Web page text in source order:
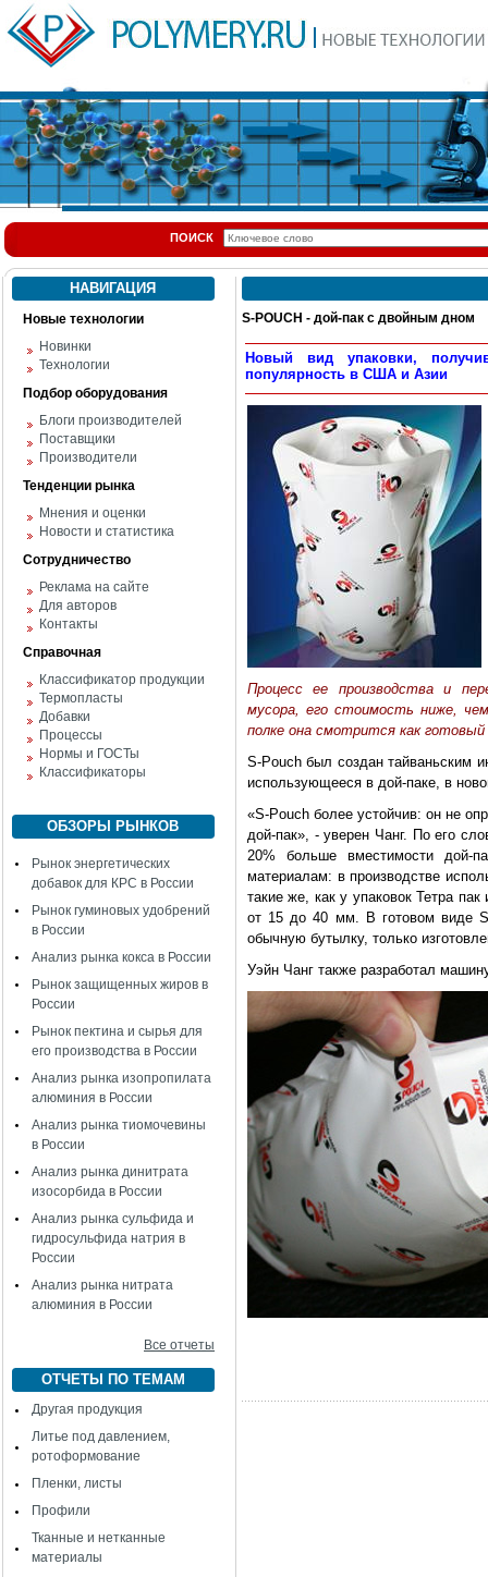
ПОИСК
НАВИГАЦИЯ
Новые технологии
Новинки
Технологии
Подбор оборудования
Блоги производителей
Поставщики
Производители
Тенденции рынка
Мнения и оценки
Новости и статистика
Сотрудничество
Реклама на сайте
Для авторов
Контакты
Справочная
Классификатор продукции
Термопласты
Добавки
Процессы
Нормы и ГОСТы
Классификаторы
ОБЗОРЫ РЫНКОВ
Рынок энергетических
добавок для КРС в России
Рынок гуминовых удобрений
в России
Анализ рынка кокса в России
Рынок защищенных жиров в
России
Рынок пектина и сырья для
его производства в России
Анализ рынка изопропилата
алюминия в России
Анализ рынка тиомочевины
в России
Анализ рынка динитрата
изосорбида в России
Анализ рынка сульфида и
гидросульфида натрия в
России
Анализ рынка нитрата
алюминия в России
Все отчеты
ОТЧЕТЫ ПО ТЕМАМ
Другая продукция
Литье под давлением,
ротоформование
Пленки, листы
Профили
Тканные и нетканные
материалы
S-POUCH - дой-пак с двойным дном
Новый вид упаковки,
популярность в США и Азии
Процесс ее производства и
мусора, его стоимость ниже,
полке она смотрится как
S-Pouch был создан тайваньским
использующееся в дой-паке, в
«S-Pouch более устойчив: он не
дой-пак», - уверен Чанг. По его
20% больше вместимости дой-
материалам: в производстве
такие же, как у упаковок Тетра
от 15 до 40 мм. В готовом виде
обычную бутылку, только
Уэйн Чанг также разработал